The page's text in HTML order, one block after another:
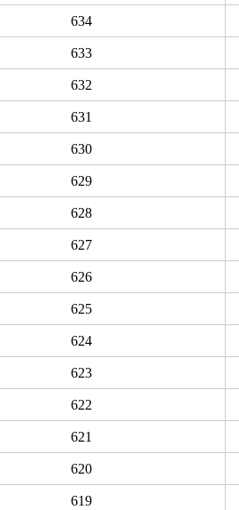
634
633
632
631
630
629
628
627
626
625
624
623
622
621
620
619